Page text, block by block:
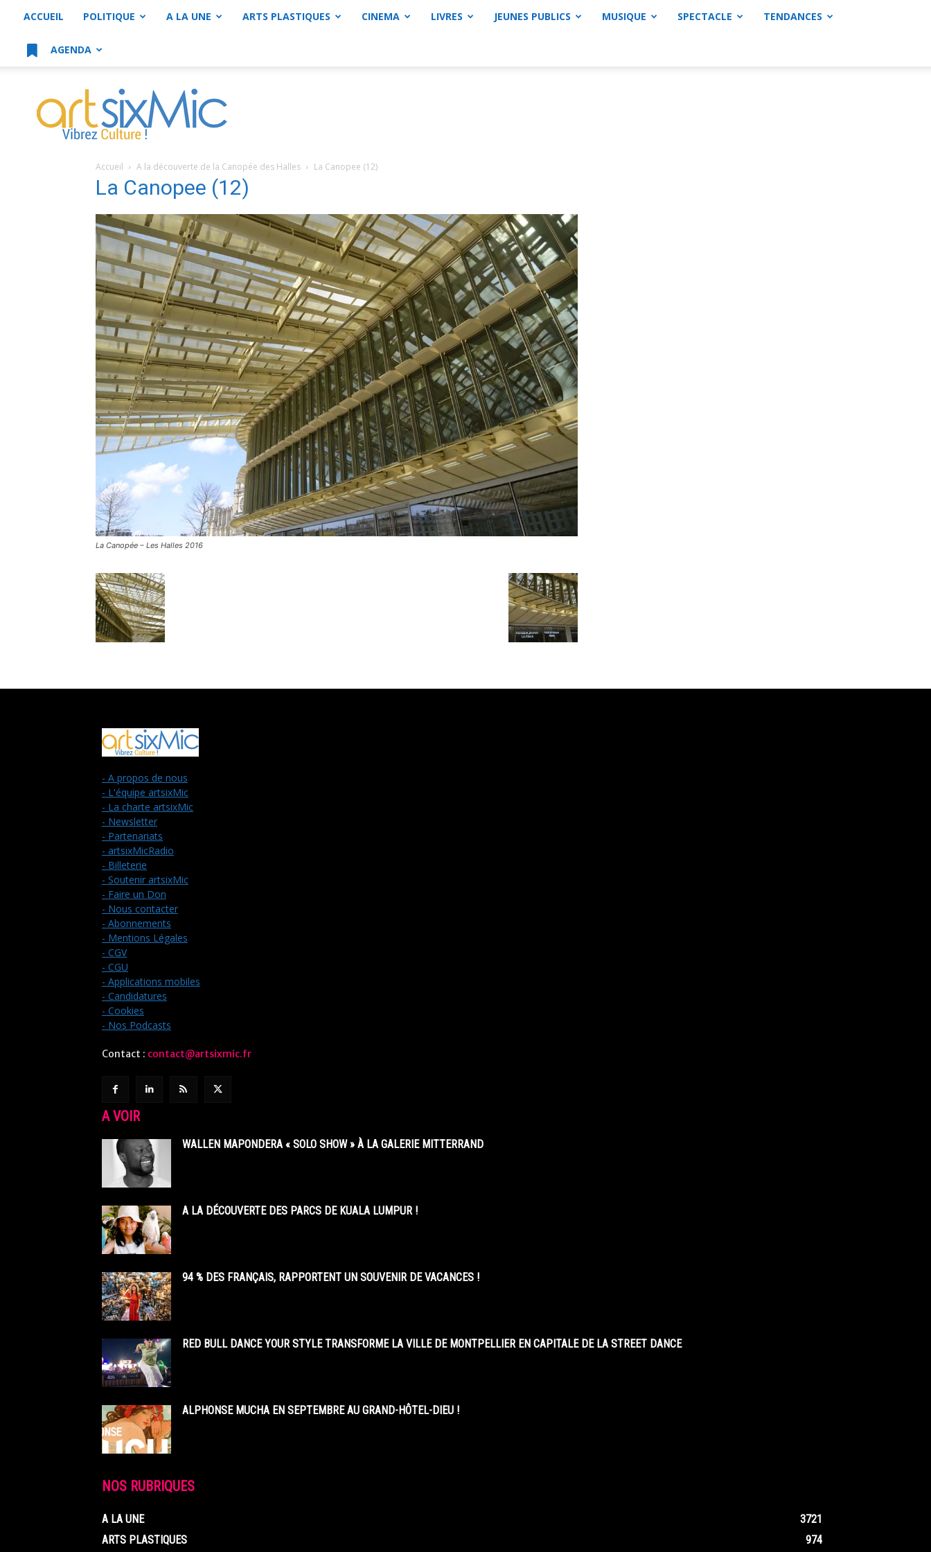
ACCUEIL POLITIQUE A LA UNE ARTS PLASTIQUES CINEMA LIVRES JEUNES PUBLICS MUSIQUE SPECTACLE TENDANCES
AGENDA
artsixMic
Accueil A la découverte de la Canopée des Halles La Canopee (12)
La Canopee (12)
La Canopée – Les Halles 2016
- A propos de nous
- L'équipe artsixMic
- La charte artsixMic
- Newsletter
- Partenariats
- artsixMicRadio
- Billeterie
- Soutenir artsixMic
- Faire un Don
- Nous contacter
- Abonnements
- Mentions Légales
- CGV
- CGU
- Applications mobiles
- Candidatures
- Cookies
- Nos Podcasts
Contact : contact@artsixmic.fr
A VOIR
WALLEN MAPONDERA « SOLO SHOW » À LA GALERIE MITTERRAND
A LA DÉCOUVERTE DES PARCS DE KUALA LUMPUR !
94 % DES FRANÇAIS, RAPPORTENT UN SOUVENIR DE VACANCES !
RED BULL DANCE YOUR STYLE TRANSFORME LA VILLE DE MONTPELLIER EN CAPITALE DE LA STREET DANCE
ALPHONSE MUCHA EN SEPTEMBRE AU GRAND-HÔTEL-DIEU !
NOS RUBRIQUES
A LA UNE
3721
ARTS PLASTIQUES
974